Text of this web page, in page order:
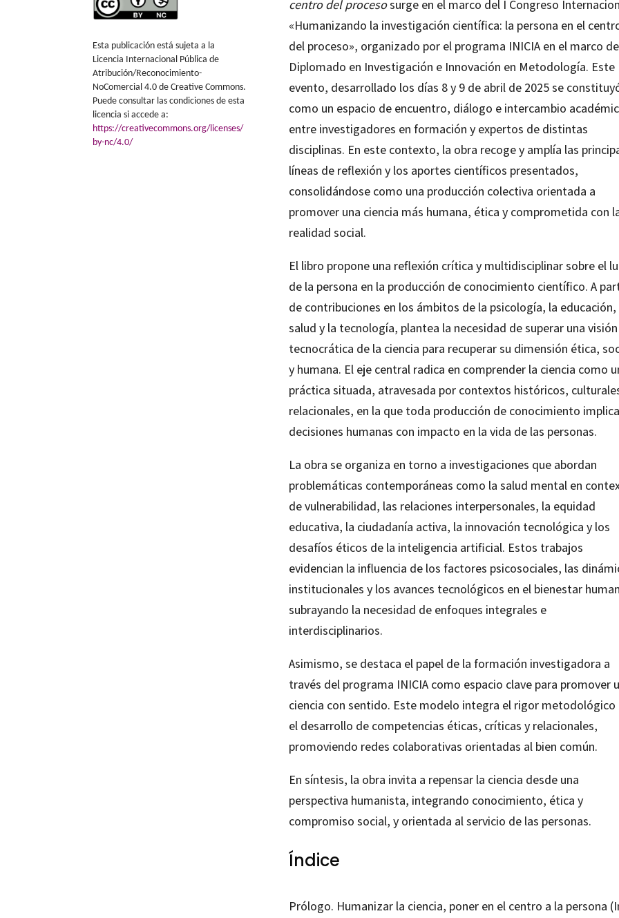
Esta publicación está sujeta a la
Licencia Internacional Pública de
Atribución/Reconocimiento-
NoComercial 4.0 de Creative Commons.
Puede consultar las condiciones de esta
licencia si accede a:
https://creativecommons.org/licenses/
by-nc/4.0/
centro del procesosurge en el marco del I Congreso
«Humanizando la investigación científica: la persona en el
del proceso», organizado por el programa INICIA en el marco
Diplomado en Investigación e Innovación en Metodología. Este
evento, desarrollado los días 8 y 9 de abril de 2025 se
como un espacio de encuentro, diálogo e intercambio
entre investigadores en formación y expertos de distintas
disciplinas. En este contexto, la obra recoge y amplía las
líneas de reflexión y los aportes científicos presentados,
consolidándose como una producción colectiva orientada a
promover una ciencia más humana, ética y comprometida con
realidad social.
El libro propone una reflexión crítica y multidisciplinar sobre el
de la persona en la producción de conocimiento científico. A
de contribuciones en los ámbitos de la psicología, la educación,
salud y la tecnología, plantea la necesidad de superar una visión
tecnocrática de la ciencia para recuperar su dimensión ética,
y humana. El eje central radica en comprender la ciencia como
práctica situada, atravesada por contextos históricos,
relacionales, en la que toda producción de conocimiento implica
decisiones humanas con impacto en la vida de las personas.
La obra se organiza en torno a investigaciones que abordan
problemáticas contemporáneas como la salud mental en
de vulnerabilidad, las relaciones interpersonales, la equidad
educativa, la ciudadanía activa, la innovación tecnológica y los
desafíos éticos de la inteligencia artificial. Estos trabajos
evidencian la influencia de los factores psicosociales, las
institucionales y los avances tecnológicos en el bienestar
subrayando la necesidad de enfoques integrales e
interdisciplinarios.
Asimismo, se destaca el papel de la formación investigadora a
través del programa INICIA como espacio clave para promover
ciencia con sentido. Este modelo integra el rigor metodológico
el desarrollo de competencias éticas, críticas y relacionales,
promoviendo redes colaborativas orientadas al bien común.
En síntesis, la obra invita a repensar la ciencia desde una
perspectiva humanista, integrando conocimiento, ética y
compromiso social, y orientada al servicio de las personas.
Índice
Prólogo. Humanizar la ciencia, poner en el centro a la persona